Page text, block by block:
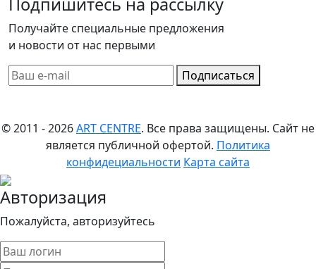
Получайте специальные предложения
и новости от нас первыми
Подписаться
© 2011 - 2026ART CENTRE. Все права защищены. Сайт не
является публичной офертой. Политика
конфидециальности Карта сайта
Авторизация
Пожалуйста, авторизуйтесь